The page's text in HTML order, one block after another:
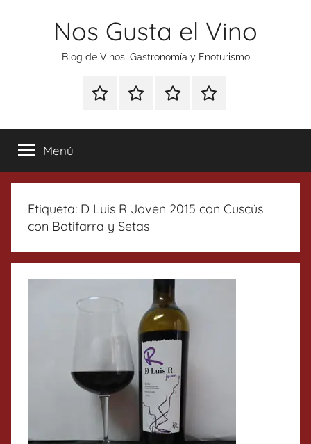
Nos Gusta el Vino
Blog de Vinos, Gastronomía y Enoturismo
Especial
Tonics
Enoturismo
Gastronomía
RankingContacto
Menú
Etiqueta: D Luis R Joven 2015 con Cuscús
con Botifarra y Setas